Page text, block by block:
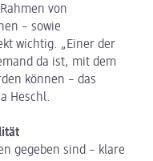
von
– sowie
wichtig. „Einer der
da ist, mit dem
können – das
Heschl.
gegeben sind – klare